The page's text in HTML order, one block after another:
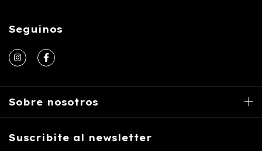
Seguinos
Sobre nosotros
Suscribite al newsletter